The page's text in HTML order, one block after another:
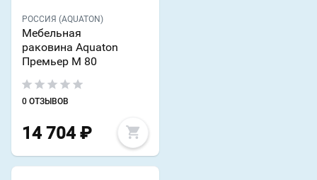
РОССИЯ (AQUATON)
Мебельная
раковина Aquaton
Премьер М 80
0 ОТЗЫВОВ
14 704 ₽